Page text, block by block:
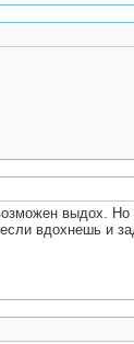
выдох.
вдохнешь и